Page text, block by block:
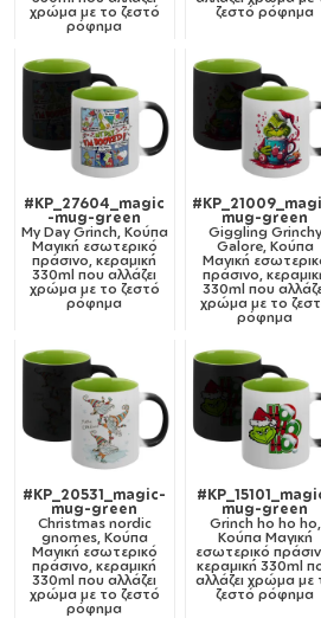
χρώμα με το ζεστό
ρόφημα
ζεστό ρόφημα
#KP_27604_magic
-mug-green
My Day Grinch, Κούπα
Μαγική εσωτερικό
πράσινο, κεραμική
330ml που αλλάζει
χρώμα με το ζεστό
ρόφημα
mug-green
Giggling Grinchy
Galore, Κούπα
Μαγική
πράσινο,
330ml που
χρώμα με το
ρόφημα
#KP_20531_magic-
mug-green
Christmas nordic
gnomes, Κούπα
Μαγική εσωτερικό
πράσινο, κεραμική
330ml που αλλάζει
χρώμα με το ζεστό
ρόφημα
mug-green
Grinch ho ho ho,
Κούπα Μαγική
εσωτερικό
κεραμική 330ml
αλλάζει χρώμα με
ζεστό ρόφημα